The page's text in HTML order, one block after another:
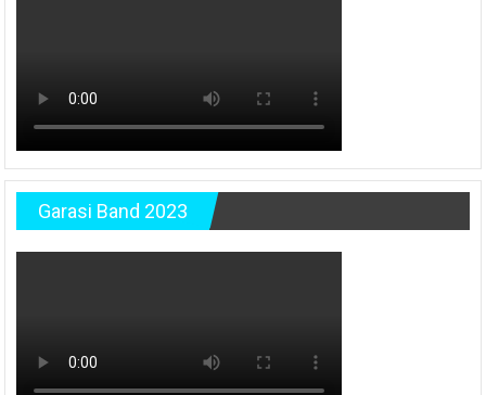
Garasi Band 2023